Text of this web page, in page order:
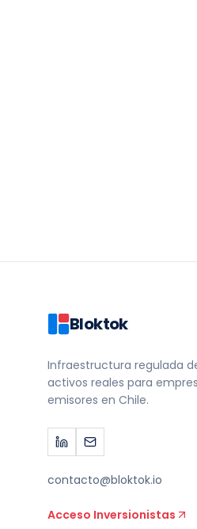
Bloktok
Infraestructura regulada
activos reales para
emisores en Chile.
contacto@bloktok.io
Acceso Inversionistas